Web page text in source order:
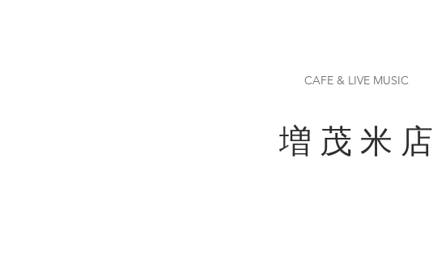
CAFE & LIVE MUSIC
増 茂 米 店